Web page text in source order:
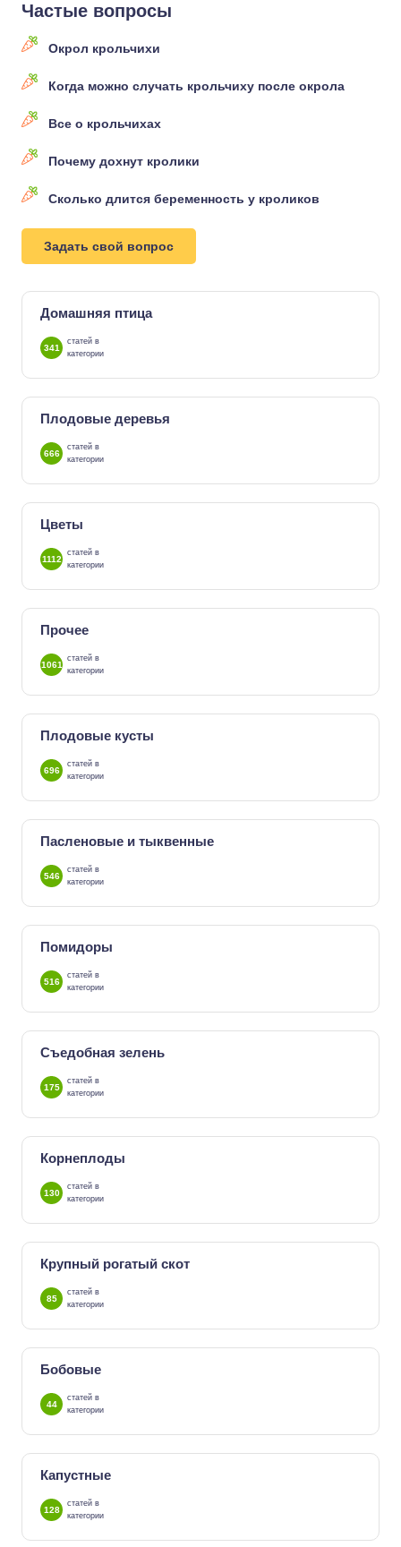
Частые вопросы
Окрол крольчихи
Когда можно случать крольчиху после окрола
Все о крольчихах
Почему дохнут кролики
Сколько длится беременность у кроликов
Задать свой вопрос
Домашняя птица
341
статей в
категории
Плодовые деревья
666
статей в
категории
Цветы
1112
статей в
категории
Прочее
1061
статей в
категории
Плодовые кусты
696
статей в
категории
Пасленовые и тыквенные
546
статей в
категории
Помидоры
516
статей в
категории
Съедобная зелень
175
статей в
категории
Корнеплоды
130
статей в
категории
Крупный рогатый скот
85
статей в
категории
Бобовые
44
статей в
категории
Капустные
128
статей в
категории